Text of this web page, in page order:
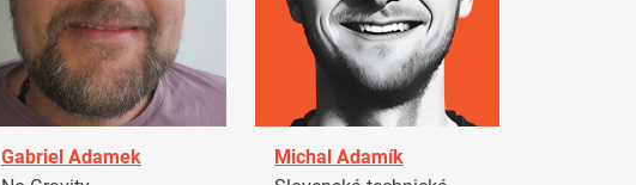
Gabriel Adamek
Michal Adamík